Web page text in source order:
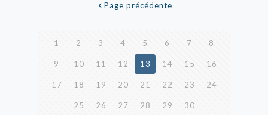
Page précédente
1 2 3 4 5 6 7 8
9 10 11 12 13 14 15 16
17 18 19 20 21 22 23 24
25 26 27 28 29 30